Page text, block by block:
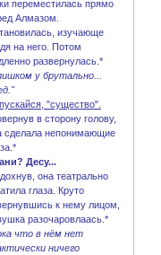
переместилась прямо
Алмазом.
изучающе
на него. Потом
развернулась.*
у брутально...
"существо".
в сторону голову,
сделала непонимающие
Десу...
она театрально
глаза. Круто
к нему лицом,
разочаровлаась.*
что в нём нет
ничего